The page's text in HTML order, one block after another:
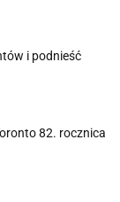
i podnieść
82. rocznica